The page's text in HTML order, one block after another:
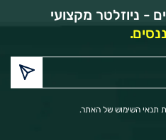
- ניוזלטר מקצועי
תנאי השימוש של האתר.